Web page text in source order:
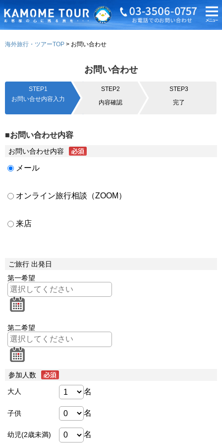
海外旅行・ツアーTOP お問い合わせ
お問い合わせ
STEP1
お問い合せ内容入力
STEP2
内容確認
STEP3
完了
■お問い合わせ内容
お問い合わせ内容
メール
オンライン旅行相談（ZOOM）
来店
ご旅行 出発日
第一希望
第二希望
参加人数
大人 名
子供 名
幼児(2歳未満) 名